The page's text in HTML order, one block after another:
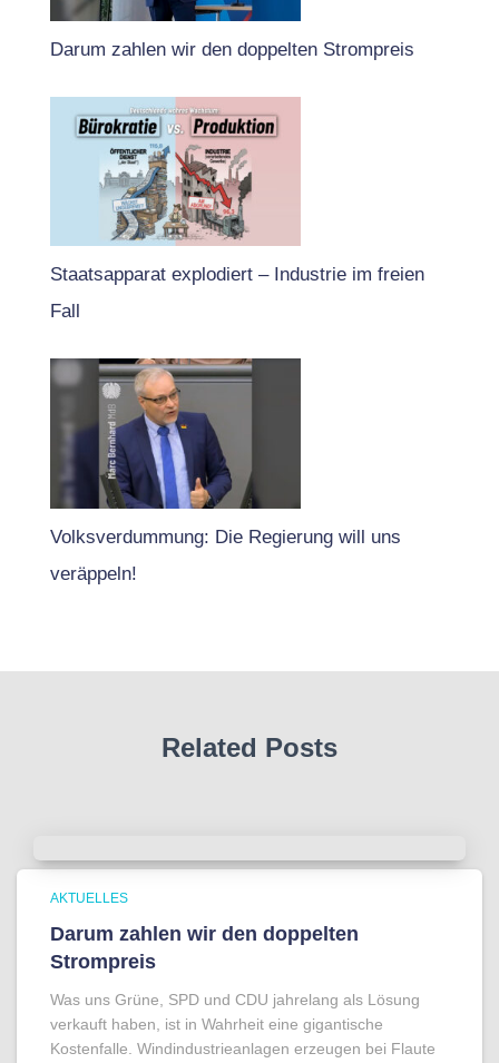
Darum zahlen wir den doppelten Strompreis
Staatsapparat explodiert – Industrie im freien
Fall
Volksverdummung: Die Regierung will uns
veräppeln!
Related Posts
AKTUELLES
Darum zahlen wir den doppelten
Strompreis
Was uns Grüne, SPD und CDU jahrelang als Lösung
verkauft haben, ist in Wahrheit eine gigantische
Kostenfalle. Windindustrieanlagen erzeugen bei Flaute